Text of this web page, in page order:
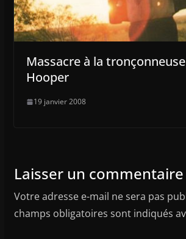
Massacre à la
Hooper
19 janvier 2008
Laisser un commentaire
Votre adresse e-mail ne sera pas
champs obligatoires sont indiqués